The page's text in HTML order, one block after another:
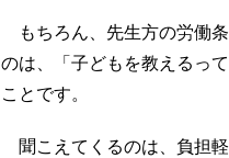
もちろん、先生方の労働
のは、「子どもを教えるっ
ことです。
聞こえてくるのは、負担